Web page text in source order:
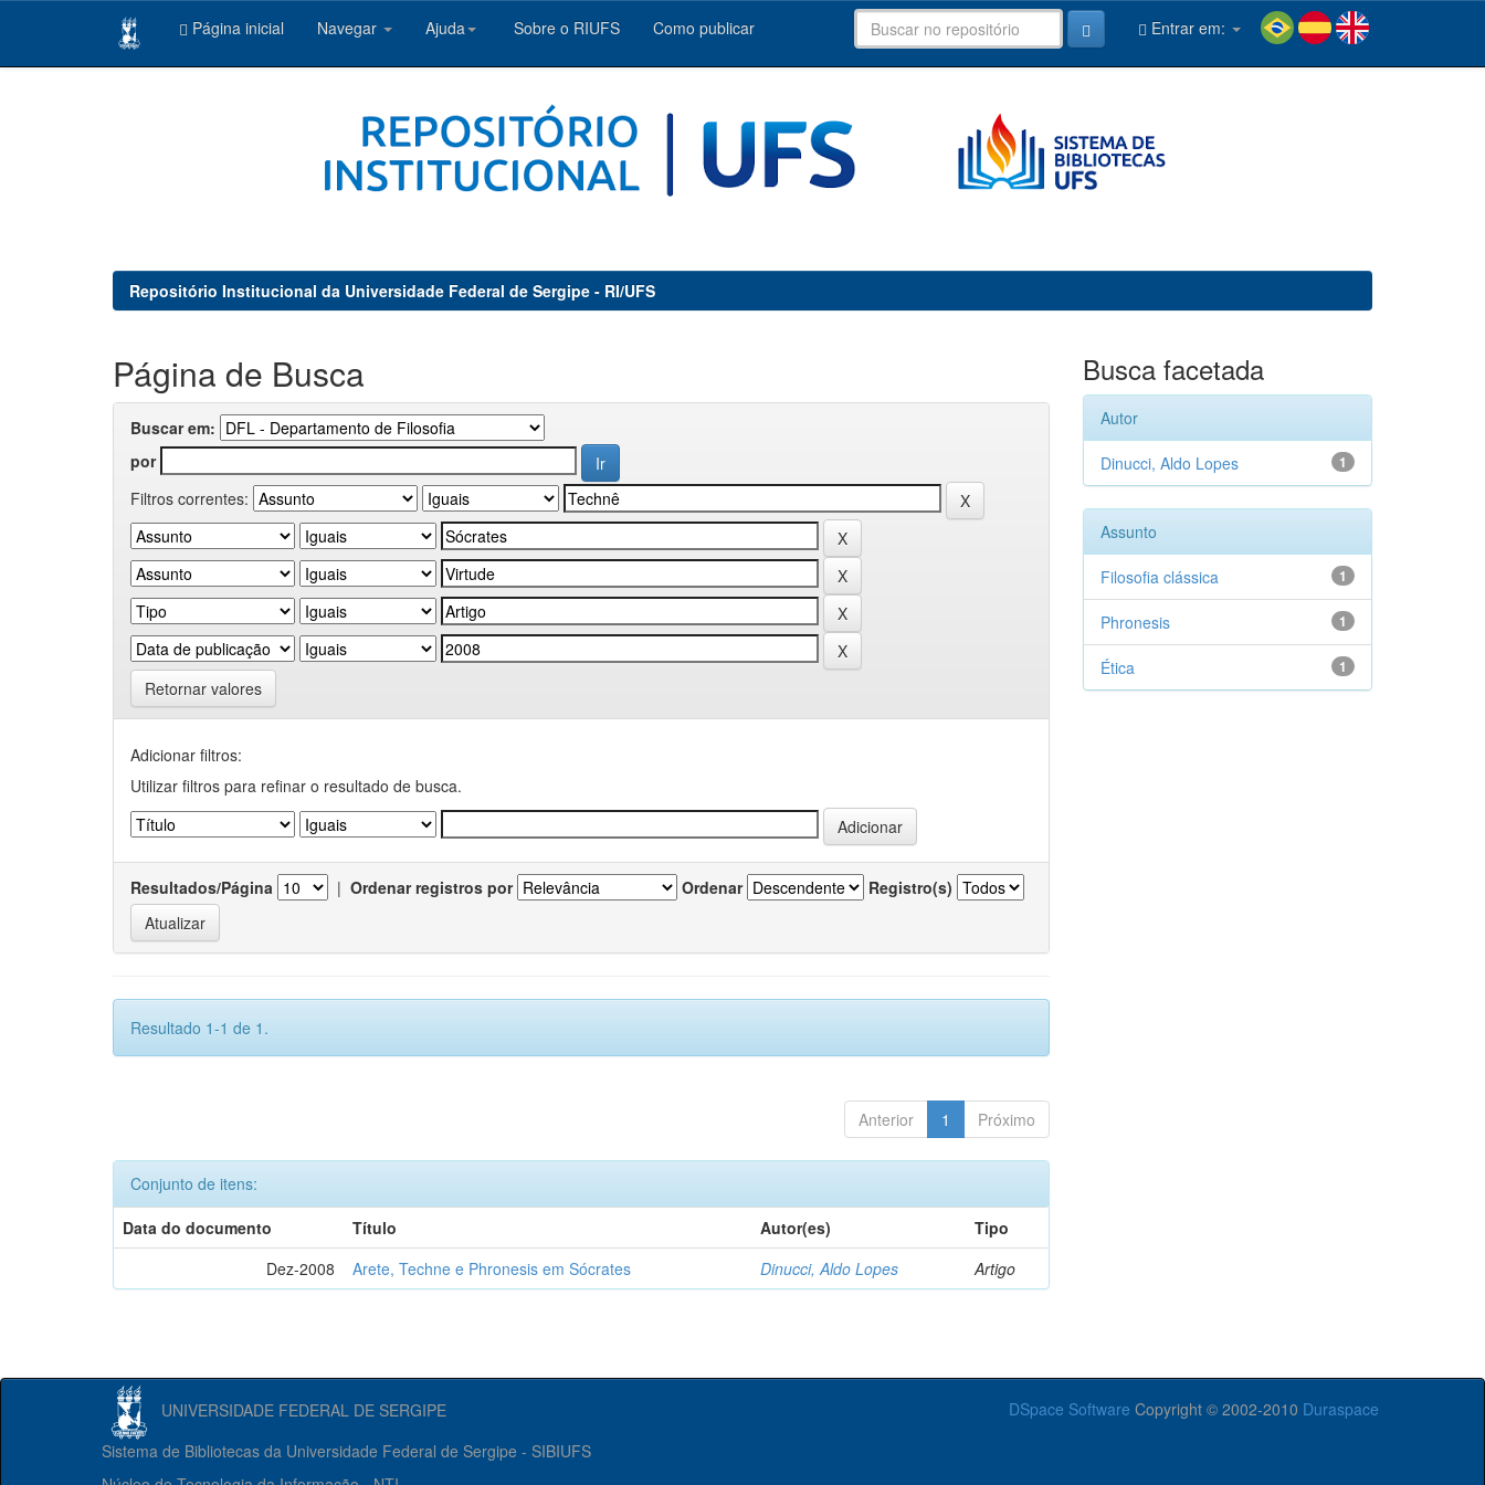
Página inicial Navegar Ajuda Sobre o RIUFS Como publicar Entrar em:
Repositório Institucional da Universidade Federal de Sergipe - RI/UFS
Página de Busca
Buscar em:
por
Filtros correntes:
Retornar valores
Adicionar filtros:
Utilizar filtros para refinar o resultado de busca.
Resultados/Página | Ordenar registros por Ordenar Registro(s)
Resultado 1-1 de 1.
Anterior 1 Próximo
Conjunto de itens:
Data do documento
Título Autor(es)
Tipo
Dez-2008
Arete, Techne e Phronesis em Sócrates Dinucci, Aldo Lopes Artigo
Busca facetada
Autor
1
Dinucci, Aldo Lopes
Assunto
1
Filosofia clássica
1
Phronesis
1
Ética
UNIVERSIDADE FEDERAL DE SERGIPE DSpace Software Copyright © 2002-2010 Duraspace
Sistema de Bibliotecas da Universidade Federal de Sergipe - SIBIUFS